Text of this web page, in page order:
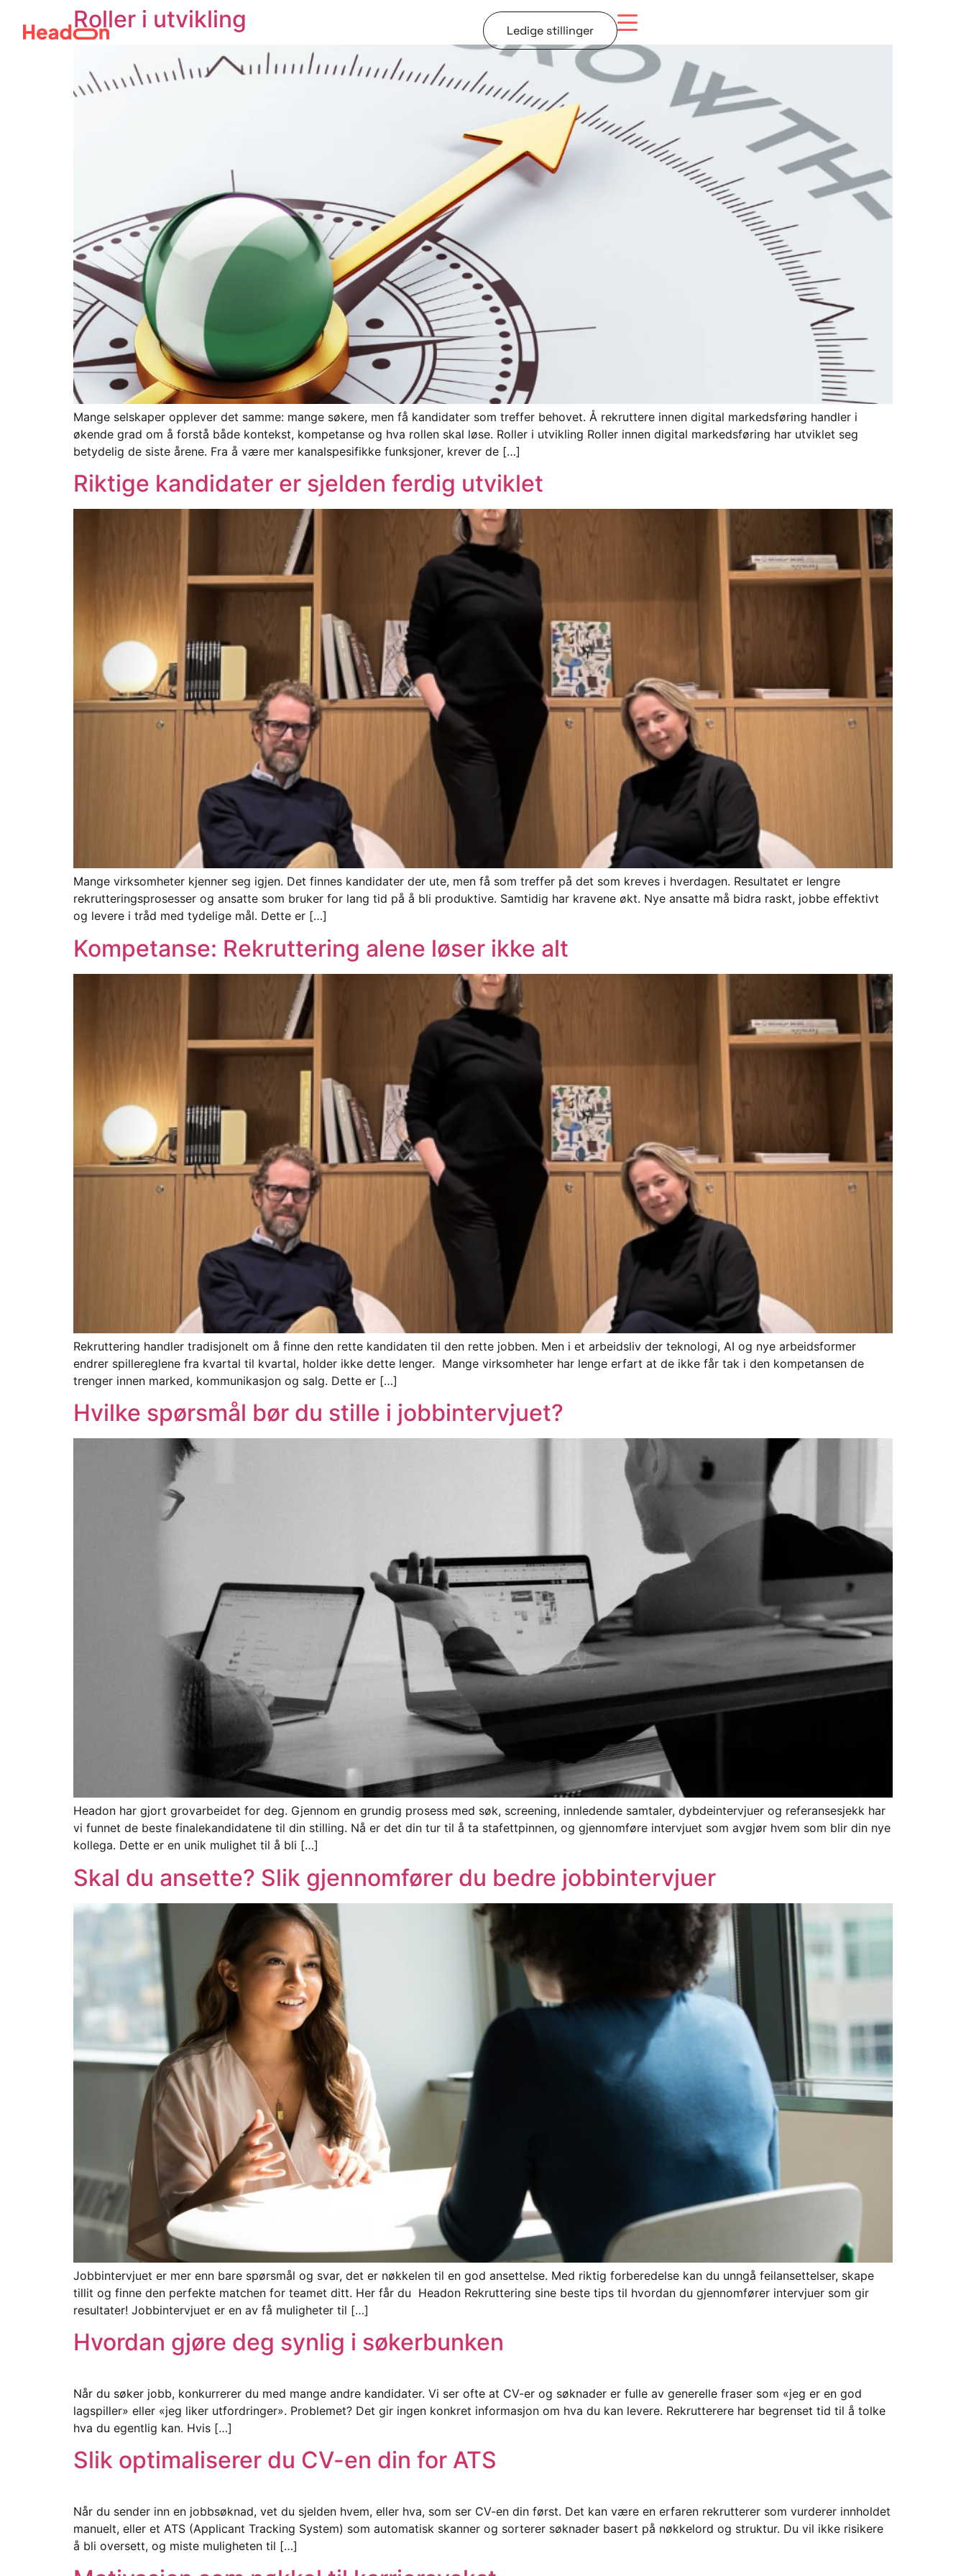
Ledige stillinger
Roller i utvikling
Mange selskaper opplever det samme: mange søkere, men få kandidater som treffer behovet. Å rekruttere innen digital markedsføring handler i
økende grad om å forstå både kontekst, kompetanse og hva rollen skal løse. Roller i utvikling Roller innen digital markedsføring har utviklet seg
betydelig de siste årene. Fra å være mer kanalspesifikke funksjoner, krever de […]
Riktige kandidater er sjelden ferdig utviklet
Mange virksomheter kjenner seg igjen. Det finnes kandidater der ute, men få som treffer på det som kreves i hverdagen. Resultatet er lengre
rekrutteringsprosesser og ansatte som bruker for lang tid på å bli produktive. Samtidig har kravene økt. Nye ansatte må bidra raskt, jobbe effektivt
og levere i tråd med tydelige mål. Dette er […]
Kompetanse: Rekruttering alene løser ikke alt
Rekruttering handler tradisjonelt om å finne den rette kandidaten til den rette jobben. Men i et arbeidsliv der teknologi, AI og nye arbeidsformer
endrer spillereglene fra kvartal til kvartal, holder ikke dette lenger. Mange virksomheter har lenge erfart at de ikke får tak i den kompetansen de
trenger innen marked, kommunikasjon og salg. Dette er […]
Hvilke spørsmål bør du stille i jobbintervjuet?
Headon har gjort grovarbeidet for deg. Gjennom en grundig prosess med søk, screening, innledende samtaler, dybdeintervjuer og referansesjekk har
vi funnet de beste finalekandidatene til din stilling. Nå er det din tur til å ta stafettpinnen, og gjennomføre intervjuet som avgjør hvem som blir din nye
kollega. Dette er en unik mulighet til å bli […]
Skal du ansette? Slik gjennomfører du bedre jobbintervjuer
Jobbintervjuet er mer enn bare spørsmål og svar, det er nøkkelen til en god ansettelse. Med riktig forberedelse kan du unngå feilansettelser, skape
tillit og finne den perfekte matchen for teamet ditt. Her får du Headon Rekruttering sine beste tips til hvordan du gjennomfører intervjuer som gir
resultater! Jobbintervjuet er en av få muligheter til […]
Hvordan gjøre deg synlig i søkerbunken
Når du søker jobb, konkurrerer du med mange andre kandidater. Vi ser ofte at CV-er og søknader er fulle av generelle fraser som «jeg er en god
lagspiller» eller «jeg liker utfordringer». Problemet? Det gir ingen konkret informasjon om hva du kan levere. Rekrutterere har begrenset tid til å tolke
hva du egentlig kan. Hvis […]
Slik optimaliserer du CV-en din for ATS
Når du sender inn en jobbsøknad, vet du sjelden hvem, eller hva, som ser CV-en din først. Det kan være en erfaren rekrutterer som vurderer innholdet
manuelt, eller et ATS (Applicant Tracking System) som automatisk skanner og sorterer søknader basert på nøkkelord og struktur. Du vil ikke risikere
å bli oversett, og miste muligheten til […]